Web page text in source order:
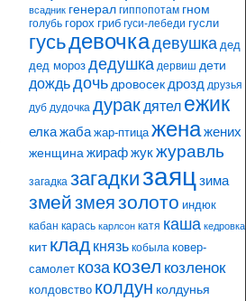
всадник генерал гиппопотам гном
голубь горох гриб гуси-лебеди гусли
гусьдевочкадевушка дед
дед мороз дедушка дервиш дети
дождьдочь дровосек дрозд друзья
дуб дудочка дурак дятел ежик
елкажаба жар-птица женажених
женщина жирафжукжуравль
загадка загадкизаяцзима
змейзмеязолото индюк
кабан карась карлсон катя каша кедровка
кит клад князь кобыла ковер-
самолет козакозел козленок
колдовство колдун колдунья